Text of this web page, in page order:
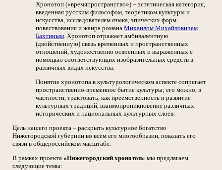
Хронотоп («времяпространство») – эстетическая категория,
введенная русским философом, теоретиком культуры и
искусства, исследователем языка, эпических форм
повествования и жанра романаМихаилом Михайловичем
Бахтиным. Хронотоп отражает амбивалентную
(двойственную) связь временных и пространственных
отношений, художественно освоенных и выраженных с
помощью соответствующих изобразительных средств в
различных видах искусства.
Понятие хронотопа в культурологическом аспекте сопрягает
пространственно-временное бытие культуры; его можно, в
частности, трактовать, как преемственность и развитие
культурных традиций, взаимопроникновение различных
исторических и национальных культурных слоев.
Цель нашего проекта – раскрыть культурное богатство
Нижегородской губернии во всём его многообразии, показать его
связи в общероссийском масштабе.
В рамках проекта «Нижегородский хронотоп» мы предлагаем
следующие темы: